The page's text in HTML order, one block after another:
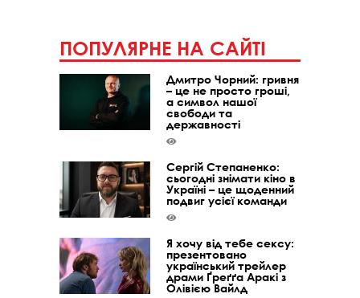
ПОПУЛЯРНЕ НА САЙТІ
Дмитро Чорний: гривня
– це не просто гроші,
а символ нашої
свободи та
державності
Сергій Степаненко:
сьогодні знімати кіно в
Україні – це щоденний
подвиг усієї команди
Я хочу від тебе сексу:
презентовано
український трейлер
драми Ґреґґа Аракі з
Олівією Вайлд